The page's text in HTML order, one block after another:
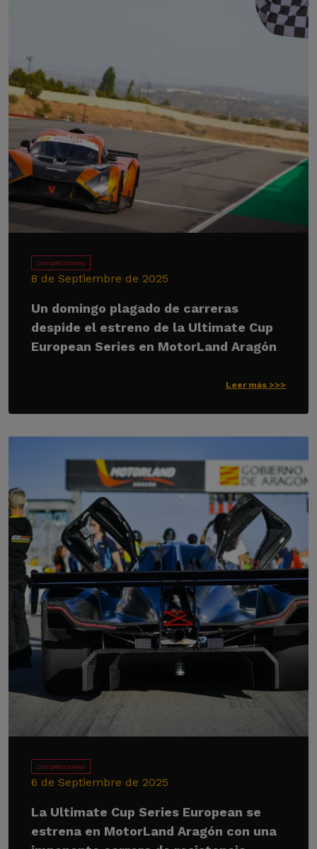
Competiciones
8 de Septiembre de 2025
Un domingo plagado de carreras
despide el estreno de la Ultimate Cup
European Series en MotorLand Aragón
Leer más >>>
Competiciones
6 de Septiembre de 2025
La Ultimate Cup Series European se
estrena en MotorLand Aragón con una